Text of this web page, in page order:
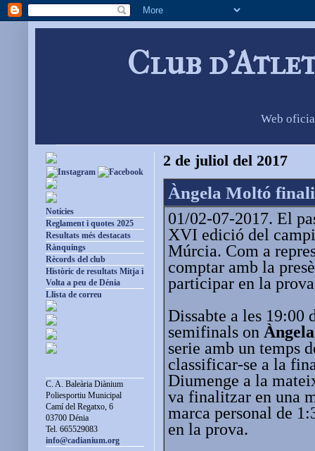
Club
Web
2 de juliol del 2017
Àngela Moltó
01/02-07-2017. El
XVI edició del
Múrcia. Com a
comptar amb la
participar en la
Dissabte a les 19:00
semifinals on Àngela
serie amb un temps
classificar-se a la
Diumenge a la
va finalitzar en una
marca personal de
en la prova.
Notícies
Reglament i quotes 2025
Resultats més destacats
Rànquings
Rècords del club
Històric de resultats Mitja i
Volta a peu de Dénia
Llista de correu
C. A. Baleària Diànium
Poliesportiu Municipal
Camí del Regatxo, 6
03700 Dénia
Tel. 665529083
info@cadianium.org